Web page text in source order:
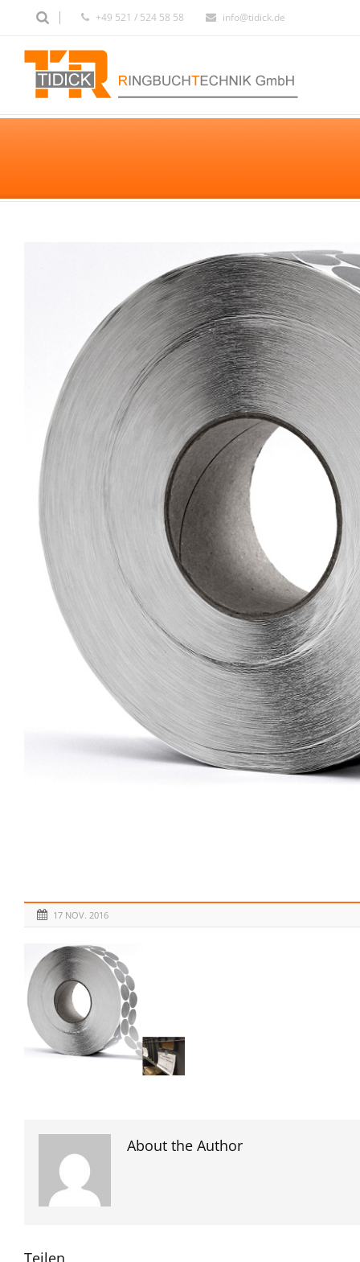
+49 521 / 524 58 58 info@tidick.de
17 NOV. 2016
About the Author